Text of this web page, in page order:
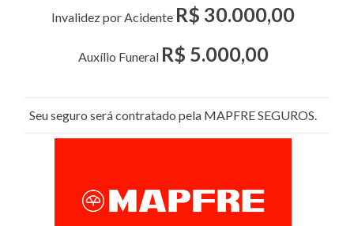
Invalidez por Acidente R$ 30.000,00
Auxílio Funeral R$ 5.000,00
Seu seguro será contratado pela MAPFRE SEGUROS.